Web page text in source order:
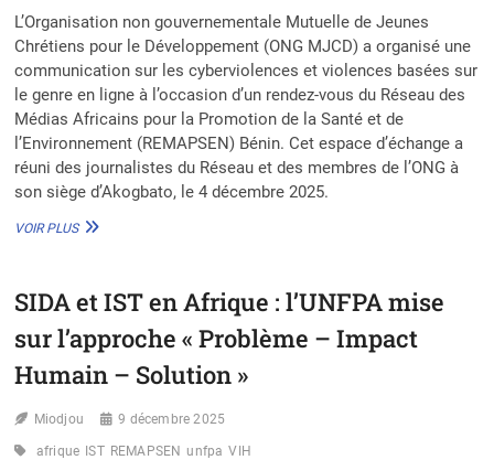
L’Organisation non gouvernementale Mutuelle de Jeunes
Chrétiens pour le Développement (ONG MJCD) a organisé une
communication sur les cyberviolences et violences basées sur
le genre en ligne à l’occasion d’un rendez-vous du Réseau des
Médias Africains pour la Promotion de la Santé et de
l’Environnement (REMAPSEN) Bénin. Cet espace d’échange a
réuni des journalistes du Réseau et des membres de l’ONG à
son siège d’Akogbato, le 4 décembre 2025.
VOIR PLUSCYBERVIOLENCES
LIGNE :
MJCD
ET
LE
BÉNIN
EN
SIDA et IST en Afrique : l’UNFPA mise
sur l’approche « Problème – Impact
Humain – Solution »
Miodjou 9 décembre 2025
afrique IST REMAPSEN unfpa VIH